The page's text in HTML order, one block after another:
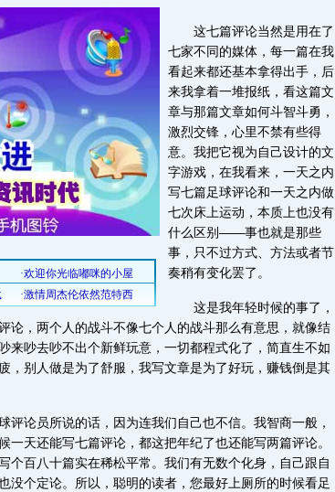
这七篇评论当然是用在了
七家不同的媒体，每一篇在我
看起来都还基本拿得出手，后
来我拿着一堆报纸，看这篇文
章与那篇文章如何斗智斗勇，
激烈交锋，心里不禁有些得
意。我把它视为自己设计的文
字游戏，在我看来，一天之内
写七篇足球评论和一天之内做
七次床上运动，本质上也没有
什么区别——事也就是那些
事，只不过方式、方法或者节
奏稍有变化罢了。
这是我年轻时候的事了，
论，两个人的战斗不像七个人的战斗那么有意思，就像结
来吵去吵不出个新鲜玩意，一切都程式化了，简直生不如
，别人做是为了舒服，我写文章是为了好玩，赚钱倒是其
论员所说的话，因为连我们自己也不信。我智商一般，
一天还能写七篇评论，都这把年纪了也还能写两篇评论。
个百八十篇实在稀松平常。我们有无数个化身，自己跟自
没个定论。所以，聪明的读者，您最好上厕所的时候看足